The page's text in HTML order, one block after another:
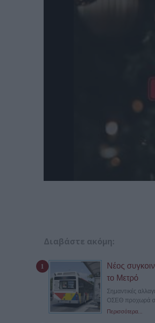
Διαβάστε ακόμη:
Νέος
το Μετρό
Σημαντικές
ΟΣΕΘ προχωρά
Περισσότερα...